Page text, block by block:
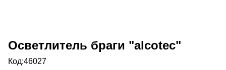
Осветлитель браги "alcotec"
Код:46027